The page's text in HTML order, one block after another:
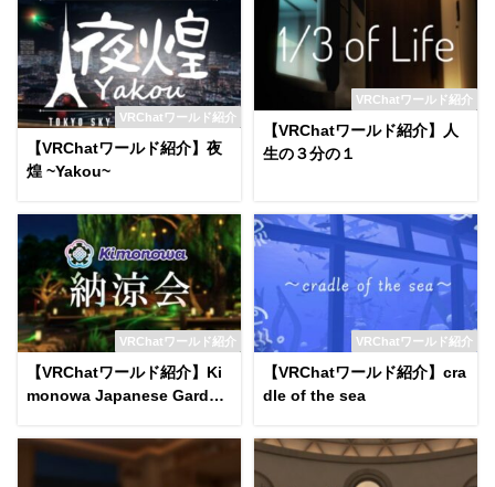
VRChatワールド紹介
【VRChatワールド紹介】夜
煌 ~Yakou~
VRChatワールド紹介
【VRChatワールド紹介】人
生の３分の１
VRChatワールド紹介
【VRChatワールド紹介】Ki
monowa Japanese Garden
VRChatワールド紹介
【VRChatワールド紹介】cra
dle of the sea